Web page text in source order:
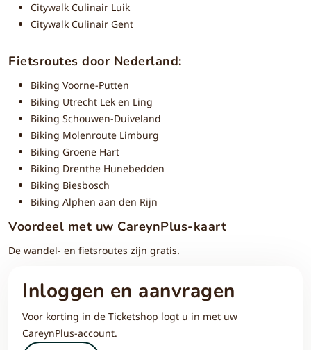
Citywalk Culinair Luik
Citywalk Culinair Gent
Fietsroutes door Nederland:
Biking Voorne-Putten
Biking Utrecht Lek en Ling
Biking Schouwen-Duiveland
Biking Molenroute Limburg
Biking Groene Hart
Biking Drenthe Hunebedden
Biking Biesbosch
Biking Alphen aan den Rijn
Voordeel met uw CareynPlus-kaart
De wandel- en fietsroutes zijn gratis.
Inloggen en aanvragen
Voor korting in de Ticketshop logt u in met uw
CareynPlus-account.